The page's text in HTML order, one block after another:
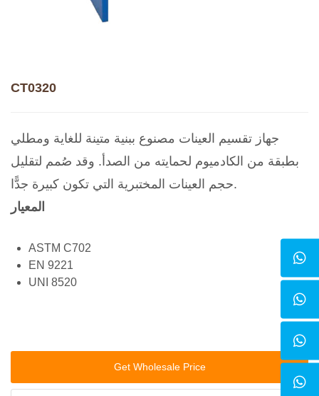
CT0320
جهاز تقسيم العينات مصنوع ببنية متينة للغاية ومطلي
بطبقة من الكادميوم لحمايته من الصدأ. وقد صُمم لتقليل
حجم العينات المختبرية التي تكون كبيرة جدًّا.
المعيار
ASTM C702
EN 9221
UNI 8520
Get Wholesale Price